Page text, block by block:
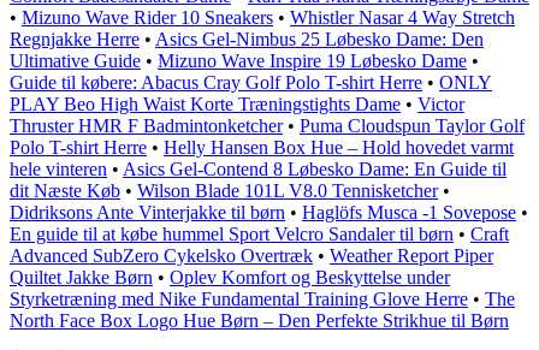
• Mizuno Wave Rider 10 Sneakers • Whistler Nasar 4 Way Stretch
Regnjakke Herre • Asics Gel-Nimbus 25 Løbesko Dame: Den
Ultimative Guide • Mizuno Wave Inspire 19 Løbesko Dame •
Guide til købere: Abacus Cray Golf Polo T-shirt Herre • ONLY
PLAY Beo High Waist Korte Træningstights Dame • Victor
Thruster HMR F Badmintonketcher• Puma Cloudspun Taylor Golf
Polo T-shirt Herre • Helly Hansen Box Hue – Hold hovedet varmt
hele vinteren • Asics Gel-Contend 8 Løbesko Dame: En Guide til
dit Næste Køb • Wilson Blade 101L V8.0 Tennisketcher•
Didriksons Ante Vinterjakke til børn • Haglöfs Musca -1 Sovepose •
En guide til at købe hummel Sport Velcro Sandaler til børn • Craft
Advanced SubZero Cykelsko Overtræk • Weather Report Piper
Quiltet Jakke Børn • Oplev Komfort og Beskyttelse under
Styrketræning med Nike Fundamental Training Glove Herre • The
North Face Box Logo Hue Børn – Den Perfekte Strikhue til Børn